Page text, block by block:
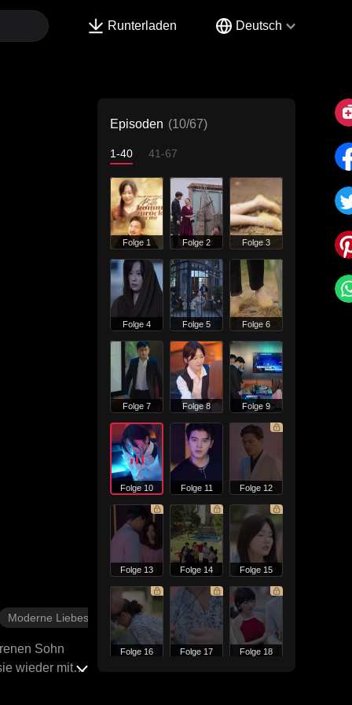
Runterladen Deutsch
Moderne Liebesgeschichten
Sohn
wieder mit
Episoden (10/67)
1-40 41-67
Folge 1 Folge 2 Folge 3
Folge 4 Folge 5 Folge 6
Folge 7 Folge 8 Folge 9
Folge 10 Folge 11 Folge 12
Folge 13 Folge 14 Folge 15
Folge 16 Folge 17 Folge 18